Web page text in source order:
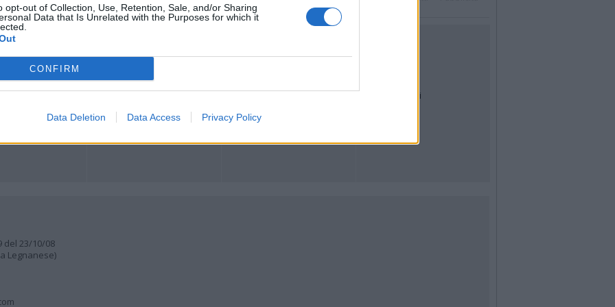
opt-out of Collection, Use, Retention, Sale, and/or Sharing
Data that Is Unrelated with the Purposes for which it
CONFIRM
Data Deletion Data Access Privacy Policy
Web TV
Auguri
Articoli più letti
del 23/10/08
Legnanese)